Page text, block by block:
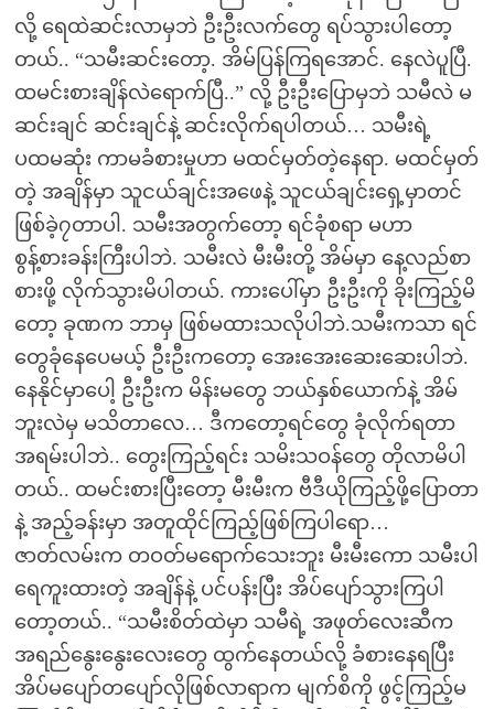
လို့ ရေထဲဆင်းလာမှဘဲ ဦးဦးလက်တွေ ရပ်သွားပါတော့
တယ်.. “သမီးဆင်းတော့. အိမ်ပြန်ကြရအောင်. နေလဲပူပြီ.
ထမင်းစားချိန်လဲရောက်ပြီ..” လို့ ဦးဦးပြောမှဘဲ သမီလဲ မ
ဆင်းချင် ဆင်းချင်နဲ့ ဆင်းလိုက်ရပါတယ်… သမီးရဲ့
ပထမဆုံး ကာမခံစားမှုဟာ မထင်မှတ်တဲ့နေရာ. မထင်မှတ်
တဲ့ အချိန်မှာ သူငယ်ချင်းအဖေနဲ့ သူငယ်ချင်းရှေ့မှာတင်
ဖြစ်ခဲ့၇တာပါ. သမီးအတွက်တော့ ရင်ခုံစရာ မဟာ
စွန့်စားခန်းကြီးပါဘဲ. သမီးလဲ မီးမီးတို့ အိမ်မှာ နေ့လည်စာ
စားဖို့ လိုက်သွားမိပါတယ်. ကားပေါ်မှာ ဦးဦးကို ခိုးကြည့်မိ
တော့ ခုဏက ဘာမှ ဖြစ်မထားသလိုပါဘဲ.သမီးကသာ ရင်
တွေခုံနေပေမယ့် ဦးဦးကတော့ အေးအေးဆေးဆေးပါဘဲ.
နေနိုင်မှာပေါ့ ဦးဦးက မိန်းမတွေ ဘယ်နှစ်ယောက်နဲ့ အိမ်
ဘူးလဲမှ မသိတာလေ… ဒီကတော့ရင်တွေ ခုံလိုက်ရတာ
အရမ်းပါဘဲ.. တွေးကြည့်ရင်း သမိးသဝန်တွေ တိုလာမိပါ
တယ်.. ထမင်းစားပြီးတော့ မီးမီးက ဗီဒီယိုကြည့်ဖို့ပြောတာ
နဲ့ အည့်ခန်းမှာ အတူထိုင်ကြည့်ဖြစ်ကြပါရော…
ဇာတ်လမ်းက တဝတ်မရောက်သေးဘူး မီးမီးကော သမီးပါ
ရေကူးထားတဲ့ အချိန်နဲ့ ပင်ပန်းပြီး အိပ်ပျော်သွားကြပါ
တော့တယ်.. “သမီးစိတ်ထဲမှာ သမီရဲ့ အဖုတ်လေးဆီက
အရည်နွေးနွေးလေးတွေ ထွက်နေတယ်လို့ ခံစားနေရပြီး
အိပ်မပျော်တပျော်လိုဖြစ်လာရာက မျက်စိကို ဖွင့်ကြည့်မ